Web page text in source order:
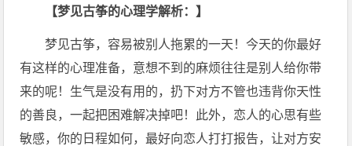
【梦见古筝的心理学解析：】
梦见古筝，容易被别人拖累的一天！今天的你最好
有这样的心理准备，意想不到的麻烦往往是别人给你带
来的呢！生气是没有用的，扔下对方不管也违背你天性
的善良，一起把困难解决掉吧！此外，恋人的心思有些
敏感，你的日程如何，最好向恋人打打报告，让对方安